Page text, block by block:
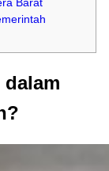
Barat
dalam